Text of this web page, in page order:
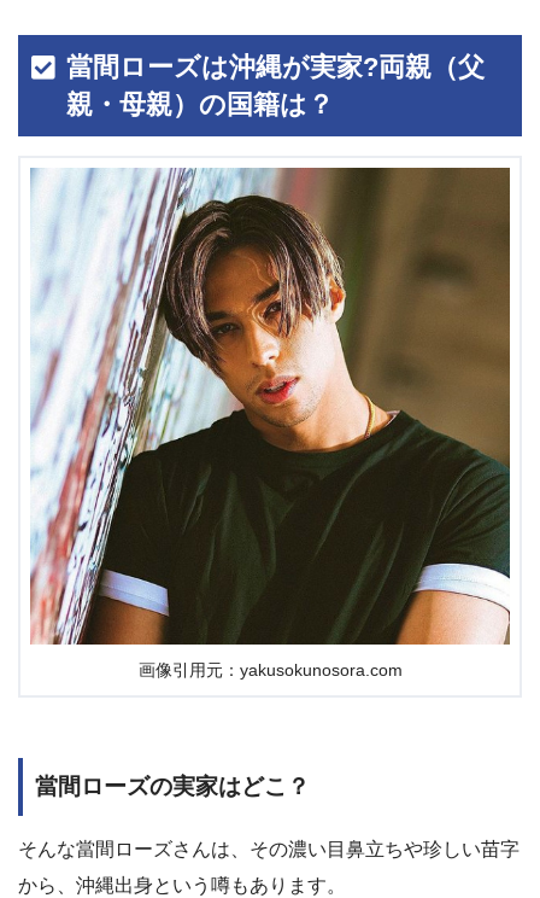
當間ローズは沖縄が実家?両親（父
親・母親）の国籍は？
画像引用元：yakusokunosora.com
當間ローズの実家はどこ？
そんな當間ローズさんは、その濃い目鼻立ちや珍しい苗字
から、沖縄出身という噂もあります。